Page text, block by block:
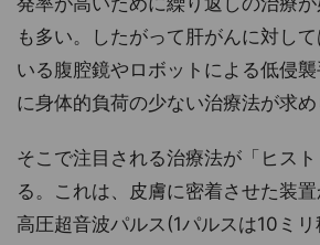
も多い。したがって肝がんに対し
いる腹腔鏡やロボットによる低侵
に身体的負荷の少ない治療法が求め
そこで注目される治療法が「ヒス
る。これは、皮膚に密着させた装
高圧超音波パルス(1パルスは10ミリ